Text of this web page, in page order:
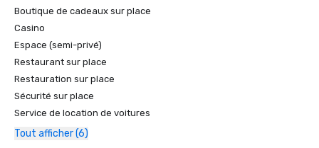
Boutique de cadeaux sur place
Casino
Espace (semi-privé)
Restaurant sur place
Restauration sur place
Sécurité sur place
Service de location de voitures
Tout afficher (6)